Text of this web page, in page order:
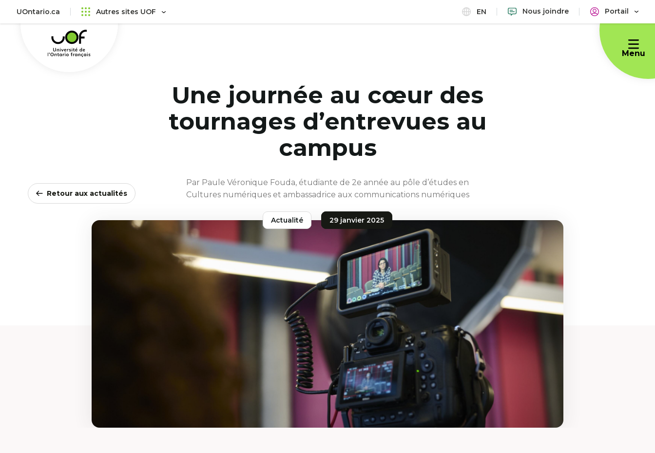
UOntario.ca Autres sites UOF EN Nous joindre Portail
Université
de
l'Ontario
Menu
Une journée au cœur des
tournages d’entrevues au
campus
Par Paule Véronique Fouda, étudiante de 2e année au pôle d’études en
Cultures numériques et ambassadrice aux communications numériques
Retour aux actualités
Actualité 29 janvier 2025